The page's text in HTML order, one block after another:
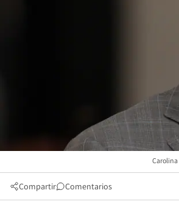
Carolina
Compartir Comentarios